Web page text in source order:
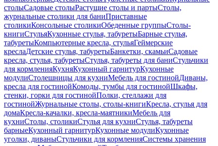
столыСадовые столыРастущие столы и партыСтолы,
журнальные столики для баниПриставные
столикиКонсольные столикиОбеденные группыСтолы-
книгиСтульяКухонные стулья, табуретыБарные стулья,
табуретыКомпьютерные кресла, стульяГеймерские
креслаДетские стулья, табуретыБанкетки, скамьиСадовые
кресла, стулья, табуретыСтулья, табуреты для баниСтульчики
для кормленияКухняКухонный гарнитурКухонные
модулиСтолешницы для кухниМебель для гостинойДиваны,
кресла для гостинойКомоды, тумбы для гостинойШкафы,
стенки, горки для гостинойПолки, стеллажи для
гостинойЖурнальные столы, столы-книгиКресла, стулья для
домаКресла-качалки, кресла-маятникиМебель для
кухниСтолы, столикиСтулья для кухниСтулья, табуреты
барныеКухонный гарнитурКухонные модулиКухонные
уголки, диваныСтульчики для кормленияСистемы хранения